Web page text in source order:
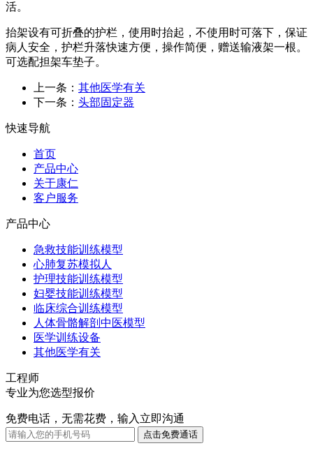
活。
抬架设有可折叠的护栏，使用时抬起，不使用时可落下，保证
病人安全，护栏升落快速方便，操作简便，赠送输液架一根。
可选配担架车垫子。
上一条： 其他医学有关
下一条： 头部固定器
快速导航
首页
产品中心
关于康仁
客户服务
产品中心
急救技能训练模型
心肺复苏模拟人
护理技能训练模型
妇婴技能训练模型
临床综合训练模型
人体骨骼解剖中医模型
医学训练设备
其他医学有关
工程师
专业为您选型报价
免费电话，无需花费，输入立即沟通